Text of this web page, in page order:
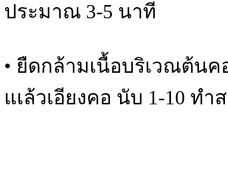
ประมาณ 3-5 นาที
• ยืดกล้ามเนื้อบริเวณต้น
แเล้วเอียงคอ นับ 1-10 ทำ